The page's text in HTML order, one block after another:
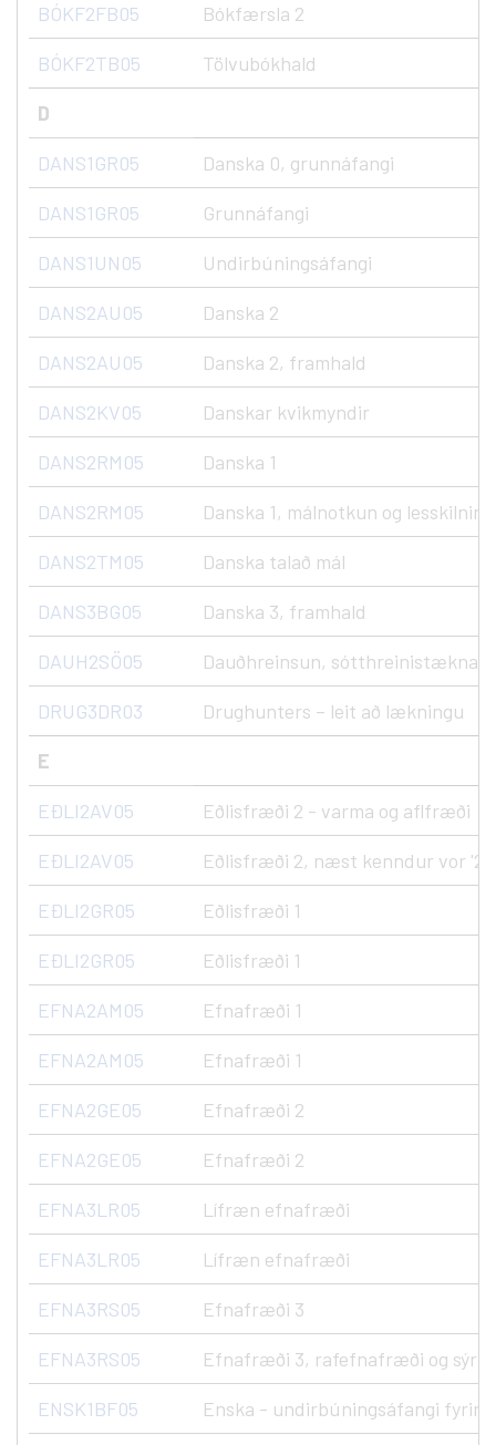
BÓKF2FB05 Bókfærsla 2
BÓKF2TB05 Tölvubókhald
D
DANS1GR05 Danska 0, grunnáfangi
DANS1GR05 Grunnáfangi
DANS1UN05 Undirbúningsáfangi
DANS2AU05 Danska 2
DANS2AU05 Danska 2, framhald
DANS2KV05 Danskar kvikmyndir
DANS2RM05 Danska 1
DANS2RM05 Danska 1, málnotkun og
DANS2TM05 Danska talað mál
DANS3BG05 Danska 3, framhald
DAUH2SÖ05 Dauðhreinsun, sótthreinistæknar,
DRUG3DR03 Drughunters – leit að lækningu
E
EÐLI2AV05 Eðlisfræði 2 - varma og aflfræði
EÐLI2AV05 Eðlisfræði 2, næst kenndur vor '27
EÐLI2GR05 Eðlisfræði 1
EÐLI2GR05 Eðlisfræði 1
EFNA2AM05 Efnafræði 1
EFNA2AM05 Efnafræði 1
EFNA2GE05 Efnafræði 2
EFNA2GE05 Efnafræði 2
EFNA3LR05 Lífræn efnafræði
EFNA3LR05 Lífræn efnafræði
EFNA3RS05 Efnafræði 3
EFNA3RS05 Efnafræði 3, rafefnafræði og
ENSK1BF05 Enska - undirbúningsáfangi fyrir